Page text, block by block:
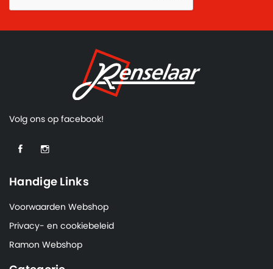
Volg ons op facebook!
Handige Links
Voorwaarden Webshop
Privacy- en cookiebeleid
Ramon Webshop